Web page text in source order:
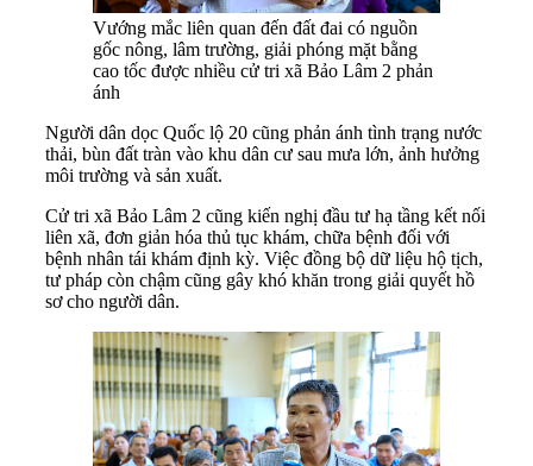
Vướng mắc liên quan đến đất đai có nguồn
gốc nông, lâm trường, giải phóng mặt bằng
cao tốc được nhiều cử tri xã Bảo Lâm 2 phản
ánh
Người dân dọc Quốc lộ 20 cũng phản ánh tình trạng nước
thải, bùn đất tràn vào khu dân cư sau mưa lớn, ảnh hưởng
môi trường và sản xuất.
Cử tri xã Bảo Lâm 2 cũng kiến nghị đầu tư hạ tầng kết nối
liên xã, đơn giản hóa thủ tục khám, chữa bệnh đối với
bệnh nhân tái khám định kỳ. Việc đồng bộ dữ liệu hộ tịch,
tư pháp còn chậm cũng gây khó khăn trong giải quyết hồ
sơ cho người dân.